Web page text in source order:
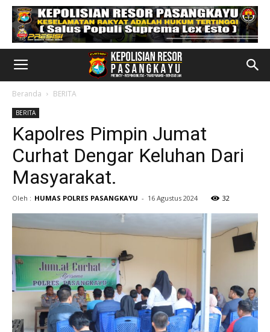
Beranda BERITA
BERITA
Kapolres Pimpin Jumat
Curhat Dengar Keluhan Dari
Masyarakat.
Oleh : HUMAS POLRES PASANGKAYU - 16 Agustus 2024 32